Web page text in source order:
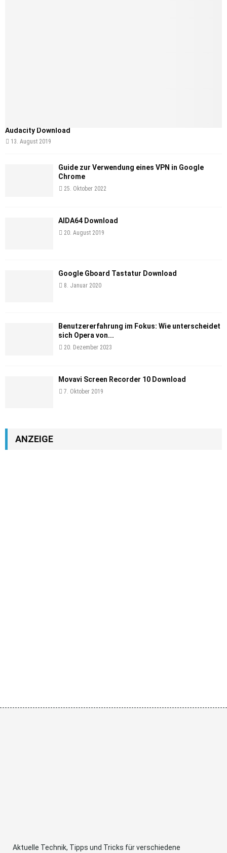
Audacity Download
13. August 2019
Guide zur Verwendung eines VPN in Google
Chrome
25. Oktober 2022
AIDA64 Download
20. August 2019
Google Gboard Tastatur Download
8. Januar 2020
Benutzererfahrung im Fokus: Wie unterscheidet
sich Opera von...
20. Dezember 2023
Movavi Screen Recorder 10 Download
7. Oktober 2019
ANZEIGE
Aktuelle Technik, Tipps und Tricks für verschiedene